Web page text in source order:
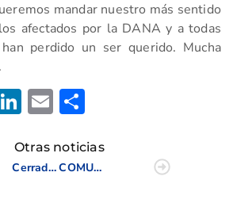
mandar nuestro más sentido
afectados por la DANA y a todas
perdido un ser querido. Mucha
LinkedIn
Email
Otras noticias
Cerrada la sede federativa por la DANA, contacto teléfono 966364036
COMUNICADO OFICIAL FGCV: SUSPENSIÓN DE COMPETICIONES DURANTE EL LUTO OFICIAL